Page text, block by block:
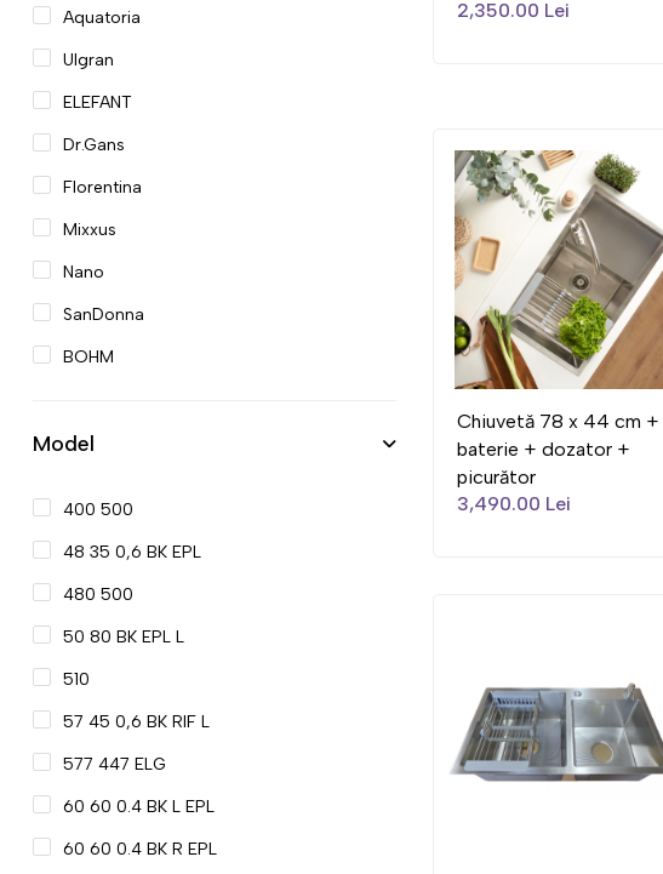
Aquatoria
Ulgran
ELEFANT
Dr.Gans
Florentina
Mixxus
Nano
SanDonna
BOHM
Model
400 500
48 35 0,6 BK EPL
480 500
50 80 BK EPL L
510
57 45 0,6 BK RIF L
577 447 ELG
60 60 0.4 BK L EPL
60 60 0.4 BK R EPL
2,350.00 Lei
Chiuvetă 78 x 44 cm +
baterie + dozator +
picurător
3,490.00 Lei